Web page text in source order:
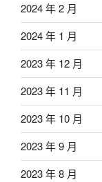
2024 年 2 月
2024 年 1 月
2023 年 12 月
2023 年 11 月
2023 年 10 月
2023 年 9 月
2023 年 8 月